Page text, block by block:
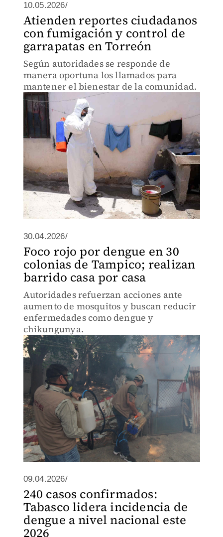
10.05.2026/
Atienden reportes ciudadanos
con fumigación y control de
garrapatas en Torreón
Según autoridades se responde de
manera oportuna los llamados para
mantener el bienestar de la comunidad.
30.04.2026/
Foco rojo por dengue en 30
colonias de Tampico; realizan
barrido casa por casa
Autoridades refuerzan acciones ante
aumento de mosquitos y buscan reducir
enfermedades como dengue y
chikungunya.
09.04.2026/
240 casos confirmados:
Tabasco lidera incidencia de
dengue a nivel nacional este
2026